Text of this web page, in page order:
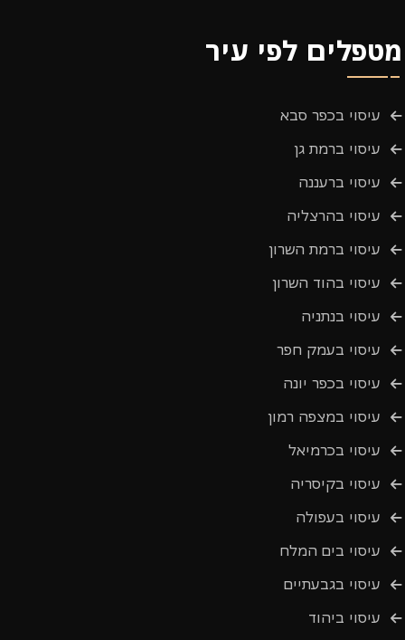
מטפלים לפי עיר
עיסוי בכפר סבא
עיסוי ברמת גן
עיסוי ברעננה
עיסוי בהרצליה
עיסוי ברמת השרון
עיסוי בהוד השרון
עיסוי בנתניה
עיסוי בעמק חפר
עיסוי בכפר יונה
עיסוי במצפה רמון
עיסוי בכרמיאל
עיסוי בקיסריה
עיסוי בעפולה
עיסוי בים המלח
עיסוי בגבעתיים
עיסוי ביהוד